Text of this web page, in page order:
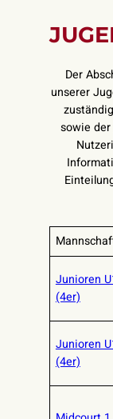
Der
unserer
sowie
Junioren
(4er)
Junioren
(4er)